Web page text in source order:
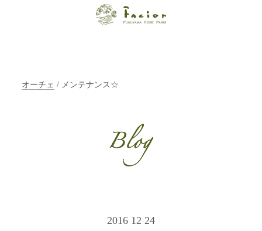
ン ファシオー
輝く美をトータ
ルでご提案しま
す。
オーチェ / メンテナンス☆
2016 12 24